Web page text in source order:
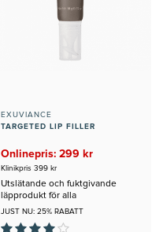
EXUVIANCE
TARGETED LIP FILLER
Onlinepris: 299 kr
Klinikpris 399 kr
Utslätande och fuktgivande
läpprodukt för alla
JUST NU: 25% RABATT